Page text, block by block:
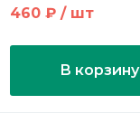
460 ₽ / шт
В корзину